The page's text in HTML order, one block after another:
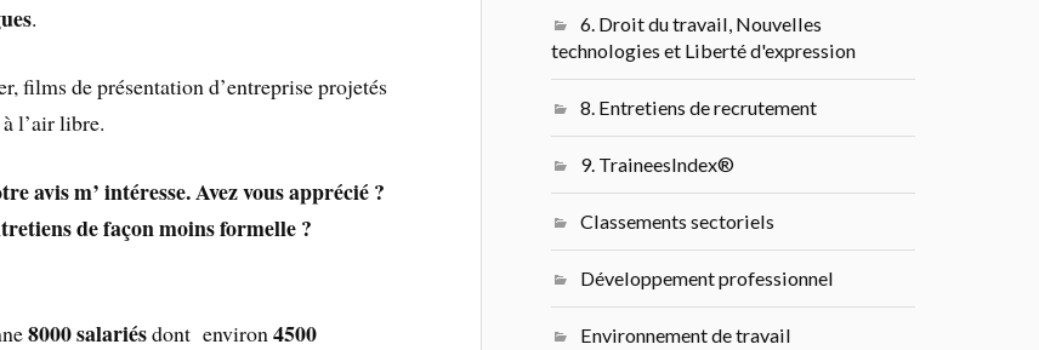
.
films de présentation d’entreprise projetés
l’air libre.
avis m’ intéresse. Avez vous apprécié ?
de façon moins formelle ?
8000 salariésdont environ4500
6. Droit du travail, Nouvelles
technologies et Liberté d'expression
8. Entretiens de recrutement
9. TraineesIndex®
Classements sectoriels
Développement professionnel
Environnement de travail